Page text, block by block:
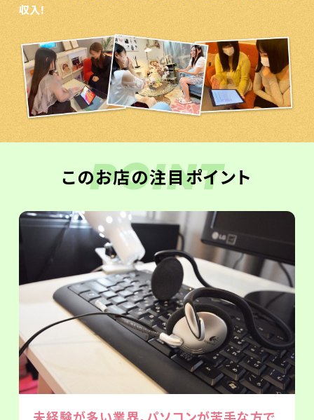
収入！
このお店の注目ポイント
POINT